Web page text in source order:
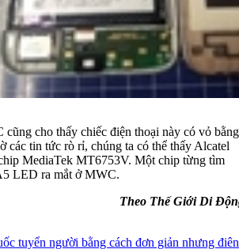
cũng cho thấy chiếc điện thoại này có vỏ bằng
các tin tức rò rỉ, chúng ta có thể thấy Alcatel
MediaTek MT6753V. Một chip từng tìm
LED ra mắt ở MWC.
Theo Thế Giới Di